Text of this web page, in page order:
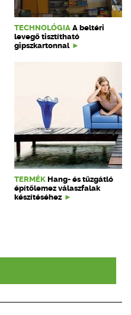
TECHNOLÓGIA A beltéri
levegő tisztítható
gipszkartonnal
TERMÉK Hang- és tűzgátló
építőlemez válaszfalak
készítéséhez